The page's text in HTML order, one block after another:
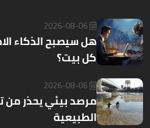
2026-08-06
هل سيصبح الذكاء
كل بيت؟
2026-08-06
مرصد بيئي يحذر من
الطبيعية